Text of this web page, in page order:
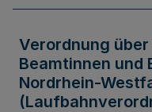
Verordnung
Beamtinnen und
Nordrhein-